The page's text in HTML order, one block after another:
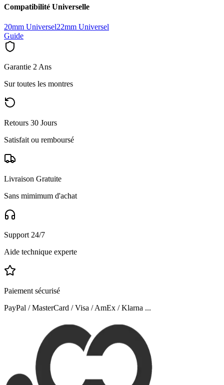
Compatibilité Universelle
20mm Universel22mm Universel
Guide
Garantie 2 Ans
Sur toutes les montres
Retours 30 Jours
Satisfait ou remboursé
Livraison Gratuite
Sans mimimum d'achat
Support 24/7
Aide technique experte
Paiement sécurisé
PayPal / MasterCard / Visa / AmEx / Klarna ...